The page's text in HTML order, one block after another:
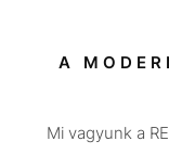
A
Mi vagyunk a